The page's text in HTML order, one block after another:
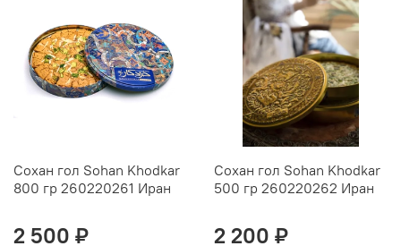
Сохан гол Sohan Khodkar
800 гр 260220261 Иран
2 500 ₽
Сохан гол Sohan Khodkar
500 гр 260220262 Иран
2 200 ₽